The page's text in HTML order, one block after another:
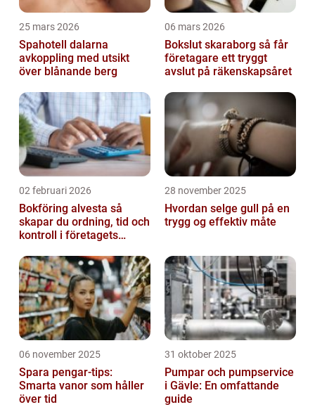
25 mars 2026
Spahotell dalarna
avkoppling med utsikt
över blånande berg
06 mars 2026
Bokslut skaraborg så får
företagare ett tryggt
avslut på räkenskapsåret
02 februari 2026
Bokföring alvesta så
skapar du ordning, tid och
kontroll i företagets
28 november 2025
Hvordan selge gull på en
trygg og effektiv måte
06 november 2025
Spara pengar-tips:
Smarta vanor som håller
över tid
31 oktober 2025
Pumpar och pumpservice
i Gävle: En omfattande
guide